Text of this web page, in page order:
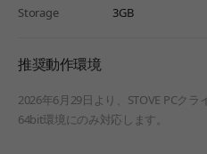
Storage
3GB
推奨動作環境
2026年6月29日より、STOVE PCク
64bit環境にのみ対応します。